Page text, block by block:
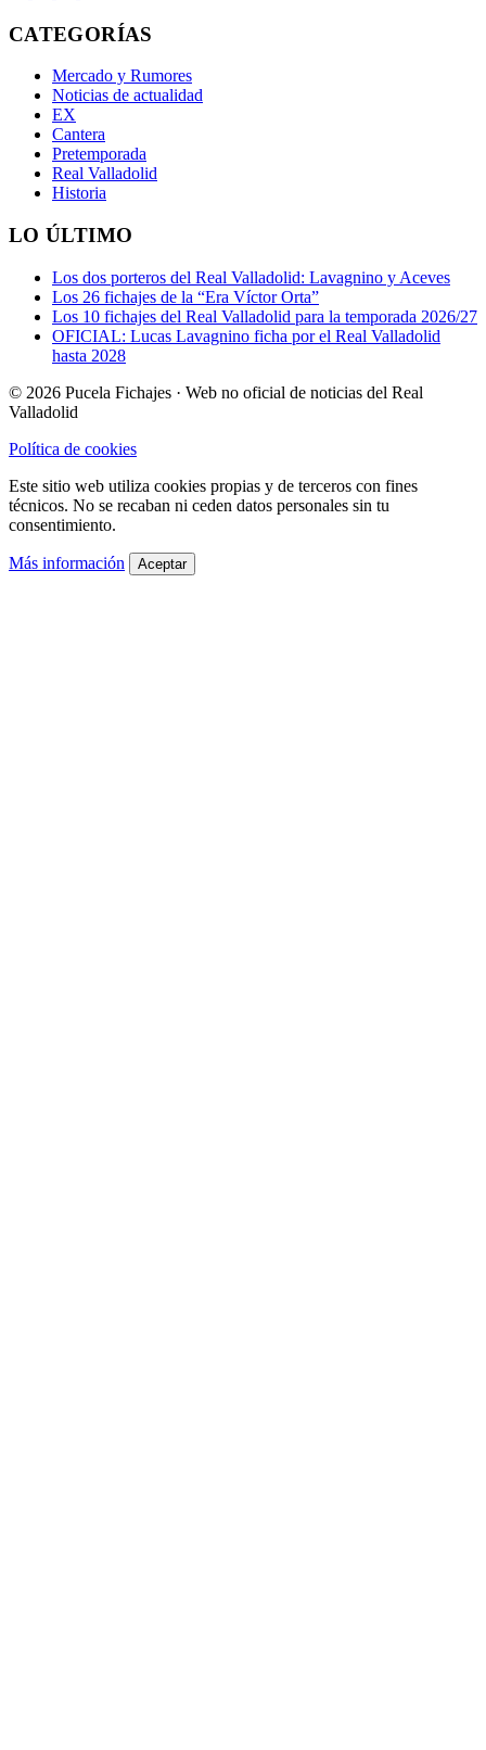
CATEGORÍAS
Mercado y Rumores
Noticias de actualidad
EX
Cantera
Pretemporada
Real Valladolid
Historia
LO ÚLTIMO
Los dos porteros del Real Valladolid: Lavagnino y Aceves
Los 26 fichajes de la “Era Víctor Orta”
Los 10 fichajes del Real Valladolid para la temporada 2026/27
OFICIAL: Lucas Lavagnino ficha por el Real Valladolid
hasta 2028
© 2026 Pucela Fichajes · Web no oficial de noticias del Real
Valladolid
Política de cookies
Este sitio web utiliza cookies propias y de terceros con fines
técnicos. No se recaban ni ceden datos personales sin tu
consentimiento.
Más información Aceptar